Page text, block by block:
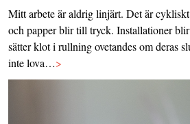
Mitt arbete är aldrig linjärt. Det är
och papper blir till tryck. Installationer blir
sätter klot i rullning ovetandes om deras
inte lova…>